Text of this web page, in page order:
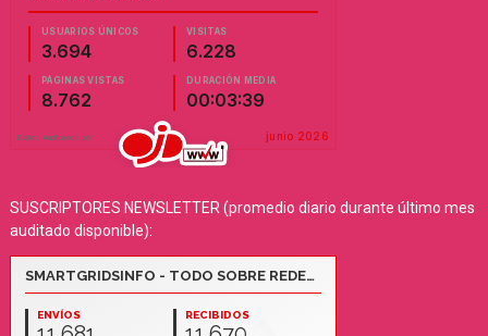
SUSCRIPTORES NEWSLETTER (promedio diario durante último mes
auditado disponible):